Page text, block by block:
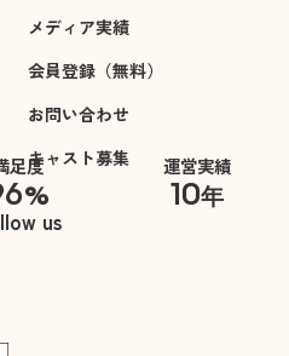
メディア実績
会員登録（無料）
お問い合わせ
キャスト募集
足度
%
運営実績
10年
us